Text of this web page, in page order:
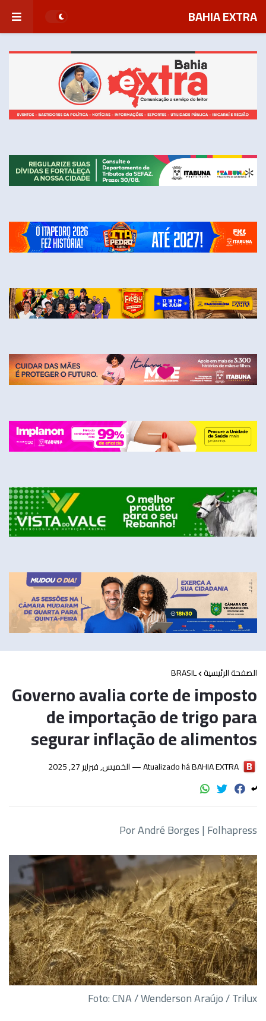
BAHIA EXTRA
الصفحة الرئيسية BRASIL
Governo avalia corte de imposto
de importação de trigo para
segurar inflação de alimentos
BAHIA EXTRA
Atualizado há — الخميس, فبراير 27, 2025
Por André Borges | Folhapress
Foto: CNA / Wenderson Araújo / Trilux